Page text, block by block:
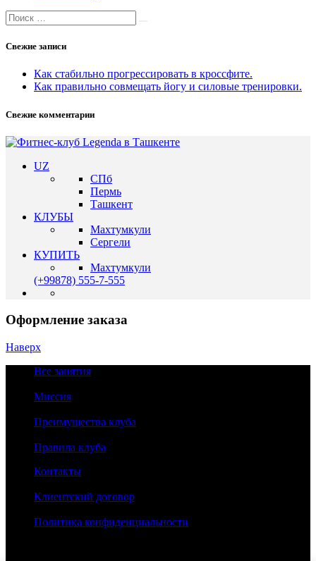
Search
for:
Свежие записи
Как стабильно прогрессировать в кроссфите.
Как правильно совмещать йогу и силовые тренировки.
Свежие комментарии
UZ
СПб
Пермь
Ташкент
КЛУБЫ
Махтумкули
Сергели
КУПИТЬ
Махтумкули
(+99878) 555-7-555
Оформление заказа
Наверх
Все занятия
Миссия
Преимущества клуба
Правила клуба
Контакты
Клиентский договор
Политика конфиденциальности